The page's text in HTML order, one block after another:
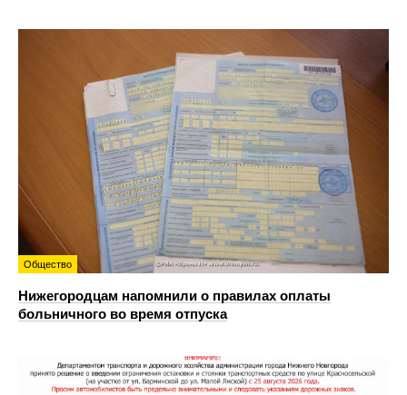
Общество
Нижегородцам напомнили о правилах оплаты
больничного во время отпуска